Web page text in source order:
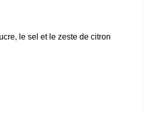
le sel et le zeste de citron